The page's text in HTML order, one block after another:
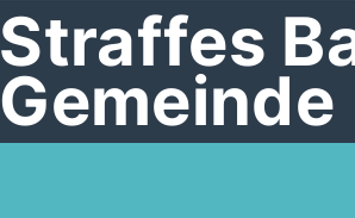
Straffes
Gemeinde